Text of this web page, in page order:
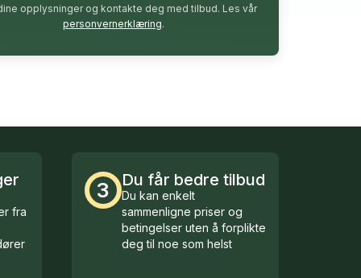
opplysninger og kontakte deg med tilbud. Les vår
personvernerklæring.
fra
3 Du får bedre tilbud
Du kan enkelt
sammenligne priser og
betingelser uten å forplikte
deg til noe som helst